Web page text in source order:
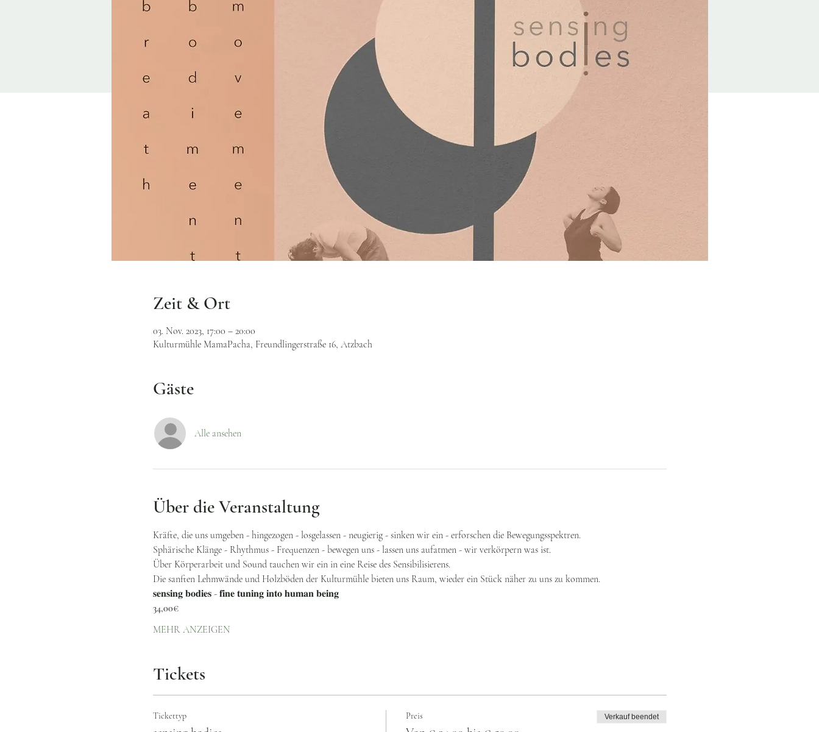
Zeit & Ort
03. Nov. 2023, 17:00 – 20:00
Kulturmühle MamaPacha, Freundlingerstraße 16, Atzbach
Gäste
Alle ansehen
Über die Veranstaltung
Kräfte, die uns umgeben - hingezogen - losgelassen - neugierig - sinken wir ein - erforschen die Bewegungsspektren.
Sphärische Klänge - Rhythmus - Frequenzen - bewegen uns - lassen uns aufatmen - wir verkörpern was ist.
Über Körperarbeit und Sound tauchen wir ein in eine Reise des Sensibilisierens.
Die sanften Lehmwände und Holzböden der Kulturmühle bieten uns Raum, wieder ein Stück näher zu uns zu kommen.
𝐬𝐞𝐧𝐬𝐢𝐧𝐠 𝐛𝐨𝐝𝐢𝐞𝐬 - 𝐟𝐢𝐧𝐞 𝐭𝐮𝐧𝐢𝐧𝐠 𝐢𝐧𝐭𝐨 𝐡𝐮𝐦𝐚𝐧 𝐛𝐞𝐢𝐧𝐠
34,00€
MEHR ANZEIGEN
Tickets
Tickettyp Preis Verkauf beendet